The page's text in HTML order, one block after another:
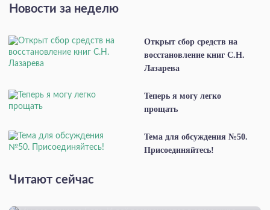
Новости за неделю
Открыт сбор средств на
восстановление книг С.Н.
Лазарева
Теперь я могу легко
прощать
Тема для обсуждения №50.
Присоединяйтесь!
Читают сейчас